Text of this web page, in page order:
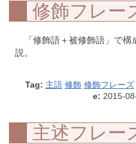
修飾フレー
「修飾語＋被修飾語」で
説。
Tag: 主語 修飾 修飾フレーズ
e: 2015-
主述フレー